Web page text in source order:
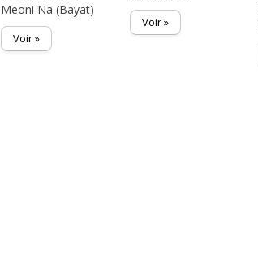
Meoni Na (Bayat)
Voir »
Voir »